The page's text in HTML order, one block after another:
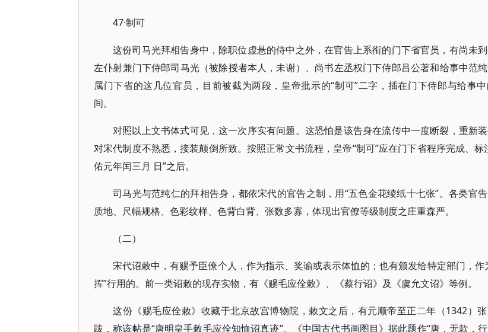
47·制可
这份司马光拜相告身中，除职位虚悬的侍中之外，在官告上系衔的门下省官员，有尚未
左仆射兼门下侍郎司马光（被除授者本人，未谢）、尚书左丞权门下侍郎吕公著和给事中范
属门下省的这几位官员，目前被截为两段，皇帝批示的“制可”二字，插在门下侍郎与给事
间。
对照以上文书体式可见，这一次序实有问题。这恐怕是该告身在流传中一度断裂，重新
对宋代制度不熟悉，接装颠倒所致。按照正常文书流程，皇帝“制可”应在门下省程序完成、标
佑元年闰三月 日”之后。
司马光与范纯仁的拜相告身，都依宋代的官告之制，用“五色金花绫纸十七张”。各类官
质地、尺幅规格、色彩纹样、色背白背、张数多寡，体现出官僚等级制度之庄重森严。
（二）
宋代诏敕中，有赐予臣僚个人，作为指示、奖谕或表示体恤的；也有颁发给特定部门，作
挥”行用的。前一类诏敕的现存实物，有《赐毛应佺敕》、《蔡行诏》及《虞允文诏》等例。
这份《赐毛应佺敕》收藏于北京故宫博物院，敕文之后，有元顺帝至正二年（1342）
跋，称该帖是“唐明皇手敕毛应佺知恤诏真迹”。《中国古代书画图目》据此题作“唐，无款，